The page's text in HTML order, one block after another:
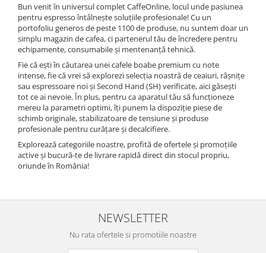
Bun venit în universul complet CaffeOnline, locul unde pasiunea
pentru espresso întâlnește soluțiile profesionale! Cu un
portofoliu generos de peste 1100 de produse, nu suntem doar un
simplu magazin de cafea, ci partenerul tău de încredere pentru
echipamente, consumabile și mentenanță tehnică.
Fie că ești în căutarea unei cafele boabe premium cu note
intense, fie că vrei să explorezi selecția noastră de ceaiuri, râșnițe
sau espressoare noi și Second Hand (SH) verificate, aici găsești
tot ce ai nevoie. În plus, pentru ca aparatul tău să funcționeze
mereu la parametri optimi, îți punem la dispoziție piese de
schimb originale, stabilizatoare de tensiune și produse
profesionale pentru curățare și decalcifiere.
Explorează categoriile noastre, profită de ofertele și promoțiile
active și bucură-te de livrare rapidă direct din stocul propriu,
oriunde în România!
NEWSLETTER
Nu rata ofertele si promotiile noastre